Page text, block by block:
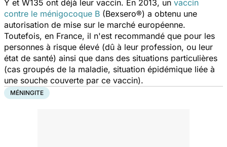
Y et W135 ont déjà leur vaccin. En 2013, un vaccin
contre le ménigocoque B (Bexsero®) a obtenu une
autorisation de mise sur le marché européenne.
Toutefois, en France, il n'est recommandé que pour les
personnes à risque élevé (dû à leur profession, ou leur
état de santé) ainsi que dans des situations particulières
(cas groupés de la maladie, situation épidémique liée à
une souche couverte par ce vaccin).
MÉNINGITE